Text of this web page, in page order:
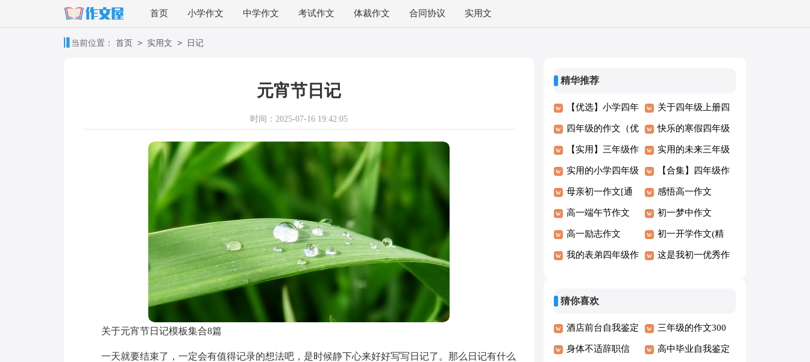
首页 小学作文 中学作文 考试作文 体裁作文 合同协议 实用文
当前位置： 首页 > 实用文 > 日记
元宵节日记
时间：2025-07-16 19:42:05
关于元宵节日记模板集合8篇
一天就要结束了，一定会有值得记录的想法吧，是时候静下心来好好写写日记了。那么日记有什么
精华推荐
【优选】小学四年
级作文7篇
关于四年级上册四
单元作文300字锦
集10篇
四年级的作文（优
秀）
快乐的寒假四年级
作文
【实用】三年级作
文
实用的未来三年级
作文范例（10篇）
实用的小学四年级
作文（通用）
【合集】四年级作
文8篇
母亲初一作文[通
用]
感悟高一作文
高一端午节作文 初一梦中作文
高一励志作文 初一开学作文(精
华15篇)
我的表弟四年级作 这是我初一优秀作
猜你喜欢
酒店前台自我鉴定 三年级的作文300
字集合5篇
身体不适辞职信 高中毕业自我鉴定